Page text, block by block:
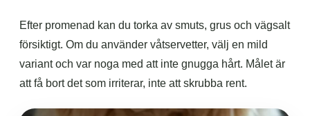
Efter promenad kan du torka av smuts, grus och vägsalt
försiktigt. Om du använder våtservetter, välj en mild
variant och var noga med att inte gnugga hårt. Målet är
att få bort det som irriterar, inte att skrubba rent.